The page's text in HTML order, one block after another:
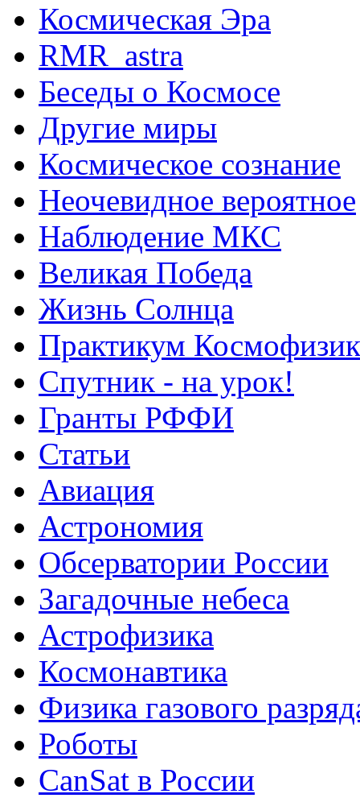
Космическая Эра
RMR_astra
Беседы о Космосе
Другие миры
Космическое сознание
Неочевидное вероятное
Наблюдение МКС
Великая Победа
Жизнь Солнца
Практикум
Спутник - на урок!
Гранты РФФИ
Статьи
Авиация
Астрономия
Обсерватории России
Загадочные небеса
Астрофизика
Космонавтика
Физика газового
Роботы
CanSat в России